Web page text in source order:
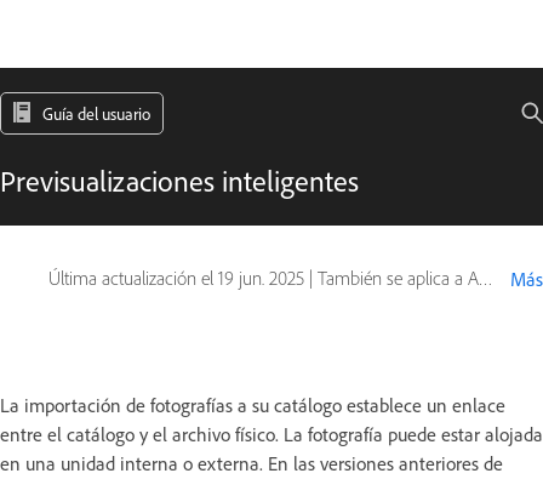
Guía del usuario
Previsualizaciones inteligentes
Última actualización el 19 jun. 2025 | También se aplica a Adobe Lightroom 6 Más
La importación de fotografías a su catálogo establece un enlace
entre el catálogo y el archivo físico. La fotografía puede estar alojada
en una unidad interna o externa. En las versiones anteriores de